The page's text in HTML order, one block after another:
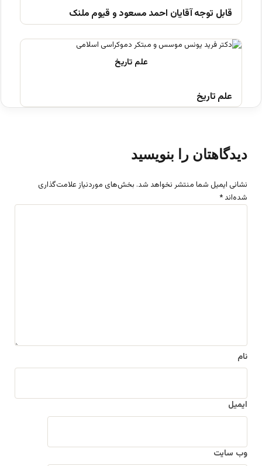
قابل توجه آقایان احمد مسعود و قیوم ملنک
علم تاریخ
دیدگاهتان را بنویسید
نشانی ایمیل شما منتشر نخواهد شد. بخش‌های موردنیاز علامت‌گذاری
شده‌اند *
نام
ایمیل
وب‌ سایت